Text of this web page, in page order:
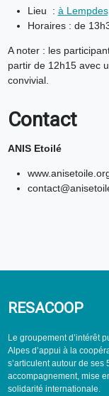
Lieu : à
Horaires : de
A noter : les
partir de 12h15 avec
convivial.
Contact
ANIS Etoilé
RESACOOP
Le groupement d’intérêt
Alpes d’appui à la
s’articulent autour de ses
accompagnement, mise
solidarité internationale.